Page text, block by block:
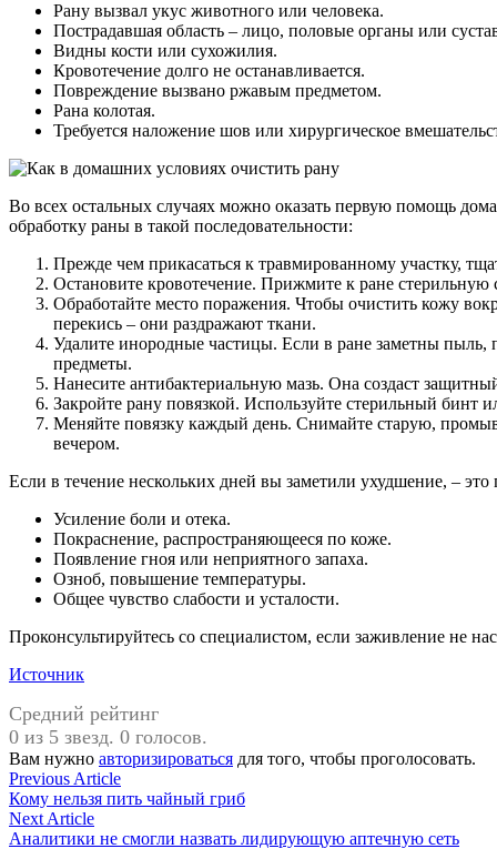
Рану вызвал укус животного или человека.
Пострадавшая область – лицо, половые органы или
Видны кости или сухожилия.
Кровотечение долго не останавливается.
Повреждение вызвано ржавым предметом.
Рана колотая.
Требуется наложение шов или хирургическое
Во всех остальных случаях можно оказать первую помощь
обработку раны в такой последовательности:
Прежде чем прикасаться к травмированному участку,
Остановите кровотечение. Прижмите к ране
Обработайте место поражения. Чтобы очистить кожу
перекись – они раздражают ткани.
Удалите инородные частицы. Если в ране заметны пыль,
предметы.
Нанесите антибактериальную мазь. Она создаст
Закройте рану повязкой. Используйте стерильный бинт
Меняйте повязку каждый день. Снимайте старую,
вечером.
Если в течение нескольких дней вы заметили ухудшение, –
Усиление боли и отека.
Покраснение, распространяющееся по коже.
Появление гноя или неприятного запаха.
Озноб, повышение температуры.
Общее чувство слабости и усталости.
Проконсультируйтесь со специалистом, если заживление не
Источник
Средний рейтинг
0 из 5 звезд. 0 голосов.
Вам нужно авторизироваться для того, чтобы проголосовать.
Навигация
по
записям
Previous ArticlePrevious
article:
Кому нельзя пить чайный гриб
Next ArticleNext
article:
Аналитики не смогли назвать лидирующую аптечную сеть